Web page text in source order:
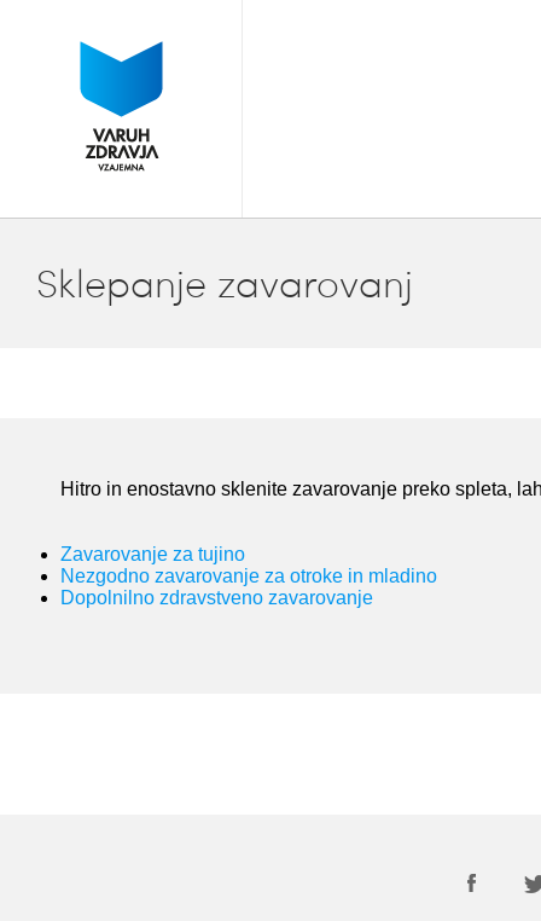
Sklepanje zavarovanj
Hitro in enostavno sklenite zavarovanje preko spleta,
Zavarovanje za tujino
Nezgodno zavarovanje za otroke in mladino
Dopolnilno zdravstveno zavarovanje